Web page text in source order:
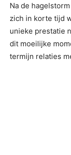
Na de
zich in korte tijd
unieke prestatie
dit moeilijke
termijn relaties